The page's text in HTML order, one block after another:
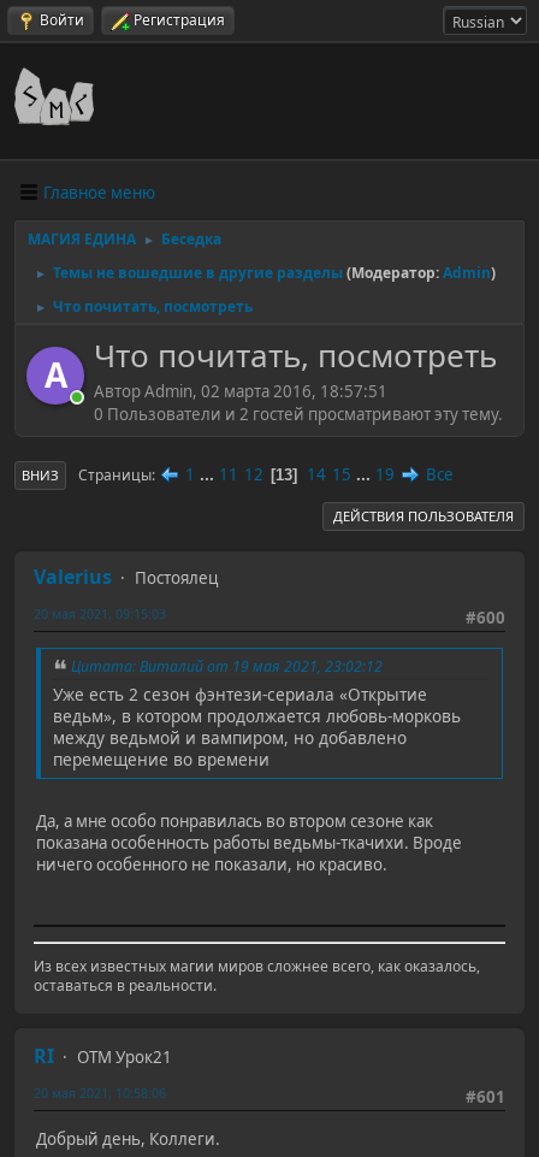
Войти Регистрация
Главное меню
МАГИЯ ЕДИНА ► Беседка
► Темы не вошедшие в другие разделы(Модератор:Admin)
► Что почитать, посмотреть
A Что почитать, посмотреть
Автор Admin, 02 марта 2016, 18:57:51
0 Пользователи и 2 гостей просматривают эту тему.
ВНИЗ Страницы 1 ... 11 12 13 14 15 ... 19 Все
ДЕЙСТВИЯ ПОЛЬЗОВАТЕЛЯ
Valerius
Постоялец
#600
20 мая 2021, 09:15:03
Цитата: Виталий от 19 мая 2021, 23:02:12
Уже есть 2 сезон фэнтези-сериала «Открытие
ведьм», в котором продолжается любовь-морковь
между ведьмой и вампиром, но добавлено
перемещение во времени
Да, а мне особо понравилась во втором сезоне как
показана особенность работы ведьмы-ткачихи. Вроде
ничего особенного не показали, но красиво.
Из всех известных магии миров сложнее всего, как оказалось,
оставаться в реальности.
RI
ОТМ Урок21
#601
20 мая 2021, 10:58:06
Добрый день, Коллеги.